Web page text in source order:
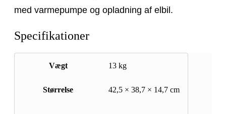
med varmepumpe og opladning af elbil.
Specifikationer
Vægt 13 kg
Størrelse 42,5 × 38,7 × 14,7 cm